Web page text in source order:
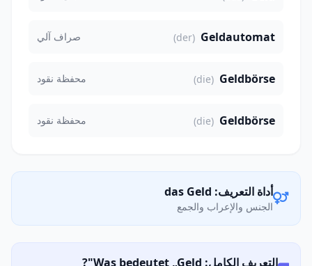
Geldautomat
(der) صراف آلي
Geldbörse
(die) محفظة نقود
Geldbörse
(die) محفظة نقود
أداة التعريف: das Geld
الجنس والإعراب والجمع
التعريف الكامل: Was bedeutet „Geld"?